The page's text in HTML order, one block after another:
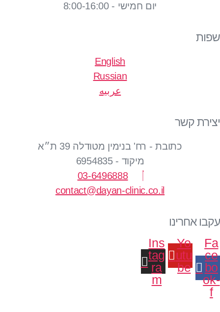
יום חמישי - 8:00-16:00
שפות
English
Russian
عربيه
יצירת קשר
כתובת - רח' בנימין מטודלה 39 ת״א
מיקוד - 6954835
03-6496888
contact@dayan-clinic.co.il
עקבו אחרינו
Fa
ce
bo
ok-
f
Yo
utu
be
Ins
tag
ra
m